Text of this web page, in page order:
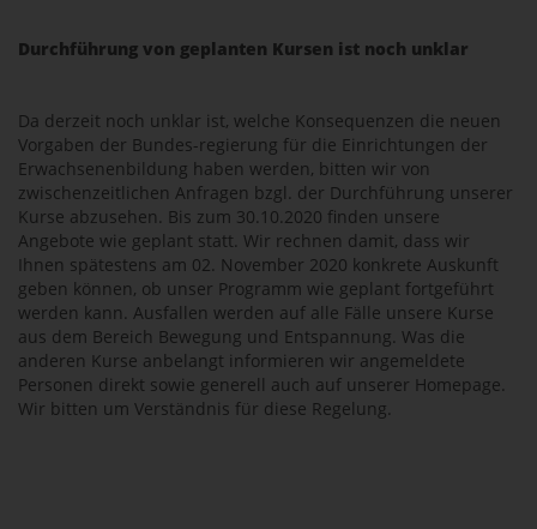
Durchführung von geplanten Kursen ist noch unklar
Da derzeit noch unklar ist, welche Konsequenzen die neuen
Vorgaben der Bundes-regierung für die Einrichtungen der
Erwachsenenbildung haben werden, bitten wir von
zwischenzeitlichen Anfragen bzgl. der Durchführung unserer
Kurse abzusehen. Bis zum 30.10.2020 finden unsere
Angebote wie geplant statt. Wir rechnen damit, dass wir
Ihnen spätestens am 02. November 2020 konkrete Auskunft
geben können, ob unser Programm wie geplant fortgeführt
werden kann. Ausfallen werden auf alle Fälle unsere Kurse
aus dem Bereich Bewegung und Entspannung. Was die
anderen Kurse anbelangt informieren wir angemeldete
Personen direkt sowie generell auch auf unserer Homepage.
Wir bitten um Verständnis für diese Regelung.